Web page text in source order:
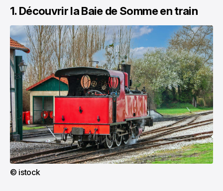
1. Découvrir la Baie de Somme en train
© istock